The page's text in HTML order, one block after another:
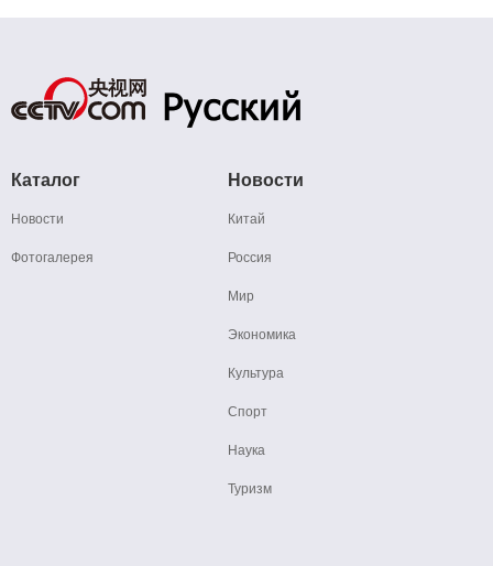
Каталог
Новости
Фотогалерея
Новости
Китай
Россия
Мир
Экономика
Культура
Спорт
Наука
Туризм